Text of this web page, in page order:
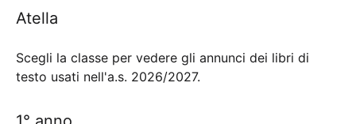
Atella
Scegli la classe per vedere gli annunci dei libri di
testo usati nell'a.s. 2026/2027.